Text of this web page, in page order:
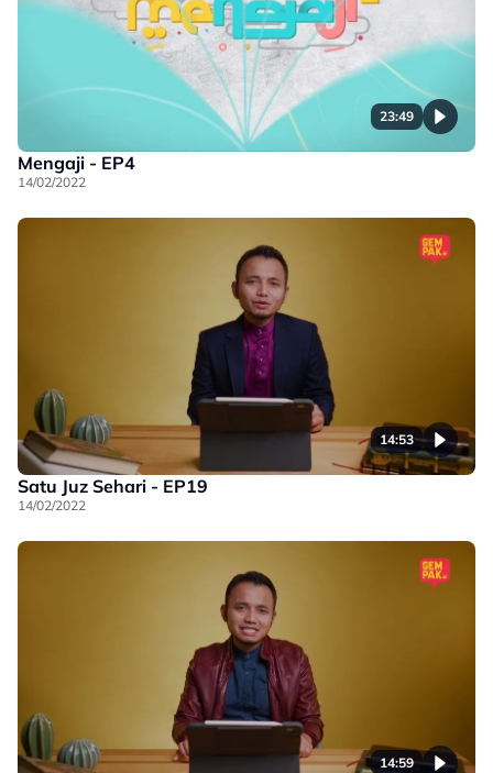
23:49
Mengaji - EP4
14/02/2022
14:53
Satu Juz Sehari - EP19
14/02/2022
14:59